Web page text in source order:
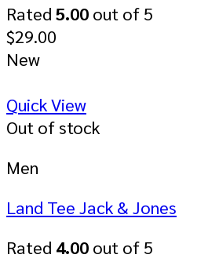
Rated 5.00 out of 5
$29.00
New
Quick View
Out of stock
Men
Land Tee Jack & Jones
Rated 4.00 out of 5